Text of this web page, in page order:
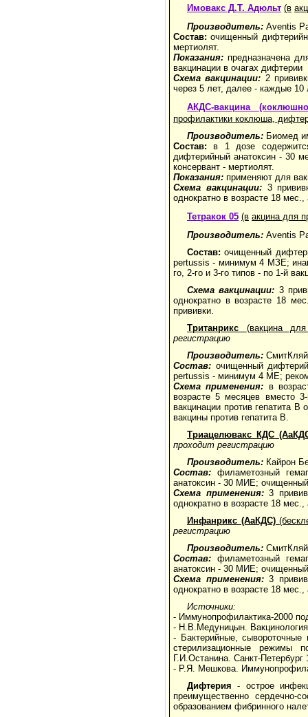
Имовакс Д.Т. Адюльт (в
Производитель: Aventis
Состав: очищенный
мертиолят.
Показания: предназначена
вакцинации в очагах дифтерии
Схема вакцинации: 2
через 5 лет, далее - каждые 10
АКДС-вакцина
профилактики коклюша,
Производитель: Биомед
Состав: в 1 дозе
дифтерийный анатоксин - 30
консервант - мертиолят.
Показания: применяют для
Схема вакцинации: 3
однократно в возрасте 18
Тетракок 05 (в акцина для
Производитель: Aventis
Состав: очищенный
pertussis - минимум 4 МЗЕ;
го, 2-го и 3-го типов - по 1-й
Схема вакцинации: 3
однократно в возрасте 18
прививки.
Тританрикс (вакцина
регистрацию
Производитель:
Состав: очищенный
pertussis - минимум 4 МЕ;
Схема применения: в
возрасте 5 месяцев вместо
вакцинации против гепатита
вакцины против гепатита В.
Триацелювакс КДС
проходит регистрацию
Производитель: Кайрон
Состав:
филаметозный
анатоксин - 30 МИЕ;
Схема применения: 3
однократно в возрасте 18
Инфанрикс (АаКДС)
регистрацию
Производитель:
Состав:
филаметозный
анатоксин - 30 МИЕ;
Схема применения: 3
однократно в возрасте 18
Источники:
- Иммунопрофилактика-2000
- Н.В.Медуницын.
- Бактерийные, сывороточные
стерилизационные режимы
Г.И.Останина. Санкт-Петербург
- Р.Я. Мешкова.
Дифтерия - острое
преимущественно сердечно-
образованием фибринного